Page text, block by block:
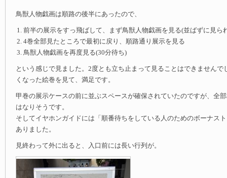
鳥獣人物戯画は順路の後半にあったので、
前半の展示をすっ飛ばして、まず鳥獣人物戯画を見る(並ばずに見ら
4巻全部見たところで最初に戻り、順路通り展示を見る
鳥獣人物戯画を再度見る(30分待ち)
という感じで見ました。2度とも立ち止まって見ることはできませんで
くなった絵巻を見て、満足です。
甲巻の展示ケースの前に並ぶスペースが確保されていたのですが、全
はなりそうです。
そしてイヤホンガイドには「順番待ちをしている人のためのボーナス
ありました。
見終わって外に出ると、入口前には長い行列が。